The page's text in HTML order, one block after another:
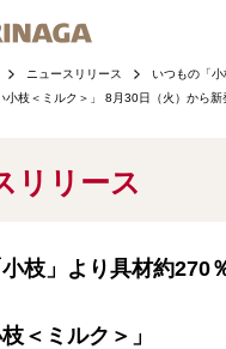
ニュースリリース
いつもの「
小枝＜ミルク＞」 8月30日（火）から新
リリース
枝」より具材約270
＜ミルク＞」